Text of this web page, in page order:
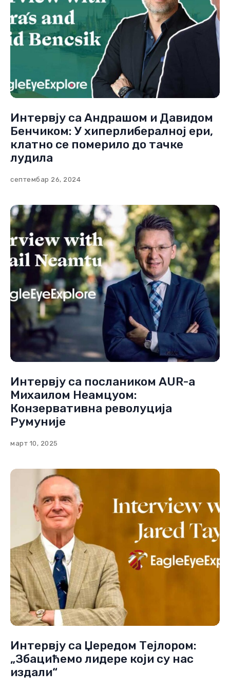
Интервју са Андрашом и Давидом
Бенчиком: У хиперлибералној ери,
клатно се померило до тачке
лудила
септембар 26, 2024
Интервју са послаником АUR-а
Михаилом Неамцуом:
Конзервативна револуција
Румуније
март 10, 2025
Интервју са Џередом Тејлором:
„Збацићемо лидере који су нас
издали“